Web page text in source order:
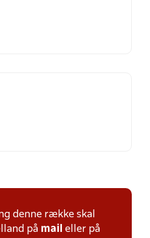
denne række skal
på mail eller på